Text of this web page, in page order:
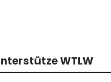
WTLW